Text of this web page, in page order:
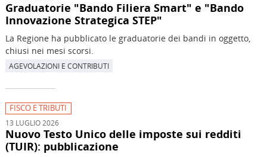
Graduatorie "Bando Filiera Smart" e "Bando
Innovazione Strategica STEP"
La Regione ha pubblicato le graduatorie dei bandi in oggetto,
chiusi nei mesi scorsi.
AGEVOLAZIONI E CONTRIBUTI
FISCO E TRIBUTI
13 LUGLIO 2026
Nuovo Testo Unico delle imposte sui redditi
(TUIR): pubblicazione